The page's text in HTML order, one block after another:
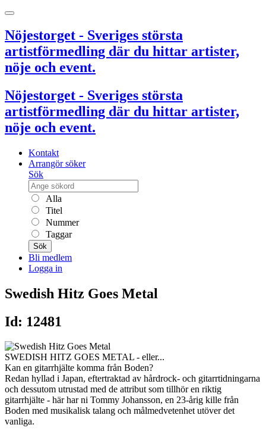
Nöjestorget - Sveriges största
artistförmedling där du hittar artister,
nöje och event.
Nöjestorget - Sveriges största
artistförmedling där du hittar artister,
nöje och event.
Kontakt
Arrangör söker
Sök
Alla
Titel
Nummer
Taggar
Sök
Bli medlem
Logga in
Swedish Hitz Goes Metal
Id: 12481
SWEDISH HITZ GOES METAL - eller...
Kan en gitarrhjälte komma från Boden?
Redan hyllad i Japan, eftertraktad av hårdrock- och gitarrtidningarna
och dessutom utrustad med de attribut som tillhör en riktig
gitarrhjälte - här har ni Tommy Johansson, en 23-årig kille från
Boden med musikalisk talang och målmedvetenhet utöver det
vanliga.